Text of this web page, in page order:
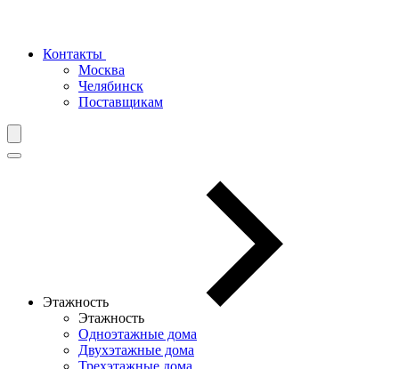
Контакты
Москва
Челябинск
Поставщикам
Этажность
Этажность
Одноэтажные дома
Двухэтажные дома
Трехэтажные дома